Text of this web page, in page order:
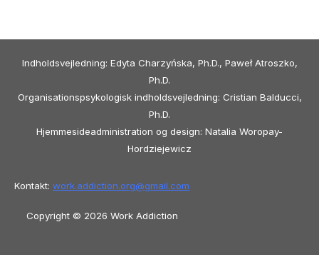
Indholdsvejledning: Edyta Charzyńska, Ph.D., Paweł Atroszko,
Ph.D.
Organisationspsykologisk indholdsvejledning: Cristian Balducci,
Ph.D.
Hjemmesideadministration og design: Natalia Woropay-
Hordziejewicz
Kontakt: work.addiction.org@gmail.com
Copyright © 2026 Work Addiction